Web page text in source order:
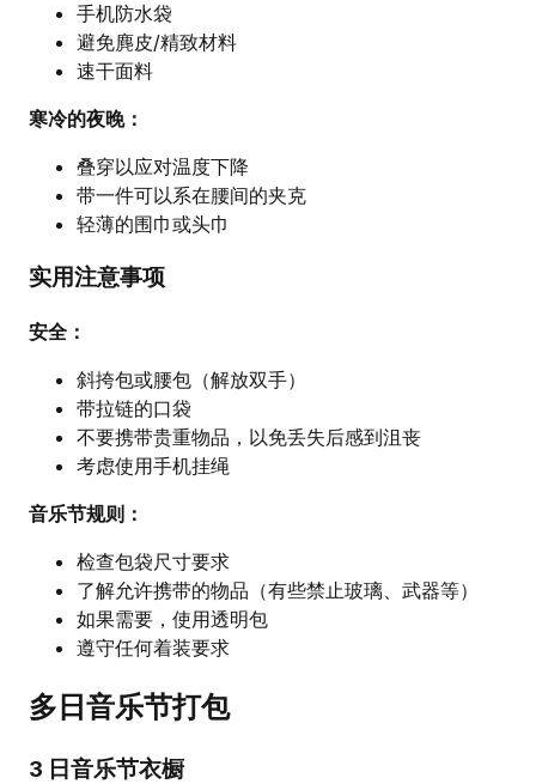
手机防水袋
避免麂皮/精致材料
速干面料
寒冷的夜晚：
叠穿以应对温度下降
带一件可以系在腰间的夹克
轻薄的围巾或头巾
实用注意事项
安全：
斜挎包或腰包（解放双手）
带拉链的口袋
不要携带贵重物品，以免丢失后感到沮丧
考虑使用手机挂绳
音乐节规则：
检查包袋尺寸要求
了解允许携带的物品（有些禁止玻璃、武器等）
如果需要，使用透明包
遵守任何着装要求
多日音乐节打包
3 日音乐节衣橱